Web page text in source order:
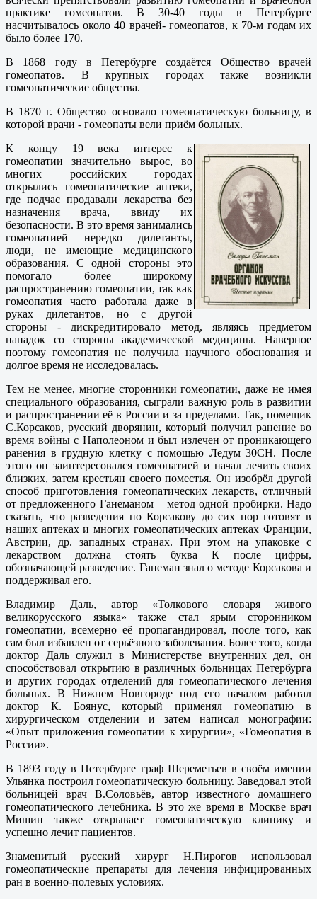
практике гомеопатов. В 30-40 годы в Петербурге
насчитывалось около 40 врачей- гомеопатов, к 70-м годам их
было более 170.
В 1868 году в Петербурге создаётся Общество врачей
гомеопатов. В крупных городах также возникли
гомеопатические общества.
В 1870 г. Общество основало гомеопатическую больницу, в
которой врачи - гомеопаты вели приём больных.
К концу 19 века интерес к
гомеопатии значительно вырос, во
многих российских городах
открылись гомеопатические аптеки,
где подчас продавали лекарства без
назначения врача, ввиду их
безопасности. В это время занимались
гомеопатией нередко дилетанты,
люди, не имеющие медицинского
образования. С одной стороны это
помогало более широкому
распространению гомеопатии, так как
гомеопатия часто работала даже в
руках дилетантов, но с другой
стороны - дискредитировало метод, являясь предметом
нападок со стороны академической медицины. Наверное
поэтому гомеопатия не получила научного обоснования и
долгое время не исследовалась.
Тем не менее, многие сторонники гомеопатии, даже не имея
специального образования, сыграли важную роль в развитии
и распространении её в России и за пределами. Так, помещик
С.Корсаков, русский дворянин, который получил ранение во
время войны с Наполеоном и был излечен от проникающего
ранения в грудную клетку с помощью Ледум 30СН. После
этого он заинтересовался гомеопатией и начал лечить своих
близких, затем крестьян своего поместья. Он изобрёл другой
способ приготовления гомеопатических лекарств, отличный
от предложенного Ганеманом – метод одной пробирки. Надо
сказать, что разведения по Корсакову до сих пор готовят в
наших аптеках и многих гомеопатических аптеках Франции,
Австрии, др. западных странах. При этом на упаковке с
лекарством должна стоять буква К после цифры,
обозначающей разведение. Ганеман знал о методе Корсакова и
поддерживал его.
Владимир Даль, автор «Толкового словаря живого
великорусского языка» также стал ярым сторонником
гомеопатии, всемерно её пропагандировал, после того, как
сам был избавлен от серьёзного заболевания. Более того, когда
доктор Даль служил в Министерстве внутренних дел, он
способствовал открытию в различных больницах Петербурга
и других городах отделений для гомеопатического лечения
больных. В Нижнем Новгороде под его началом работал
доктор К. Боянус, который применял гомеопатию в
хирургическом отделении и затем написал монографии:
«Опыт приложения гомеопатии к хирургии», «Гомеопатия в
России».
В 1893 году в Петербурге граф Шереметьев в своём имении
Ульянка построил гомеопатическую больницу. Заведовал этой
больницей врач В.Соловьёв, автор известного домашнего
гомеопатического лечебника. В это же время в Москве врач
Мишин также открывает гомеопатическую клинику и
успешно лечит пациентов.
Знаменитый русский хирург Н.Пирогов использовал
гомеопатические препараты для лечения инфицированных
ран в военно-полевых условиях.